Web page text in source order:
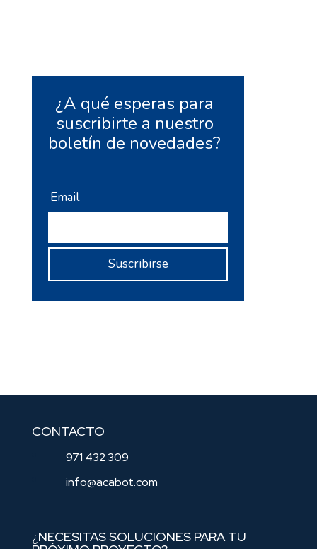
CONTACTO
971 432 309
info@acabot.com
¿NECESITAS SOLUCIONES PARA TU